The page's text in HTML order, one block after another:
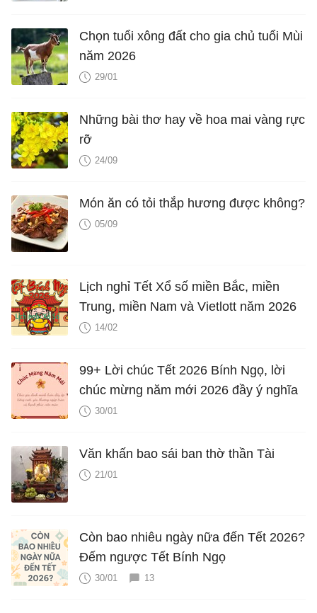
Chọn tuổi xông đất cho gia chủ tuổi Mùi
năm 2026
29/01
Những bài thơ hay về hoa mai vàng rực
rỡ
24/09
Món ăn có tỏi thắp hương được không?
05/09
Lịch nghỉ Tết Xổ số miền Bắc, miền
Trung, miền Nam và Vietlott năm 2026
14/02
99+ Lời chúc Tết 2026 Bính Ngọ, lời
chúc mừng năm mới 2026 đầy ý nghĩa
30/01
Văn khấn bao sái ban thờ thần Tài
21/01
Còn bao nhiêu ngày nữa đến Tết 2026?
Đếm ngược Tết Bính Ngọ
30/01 13